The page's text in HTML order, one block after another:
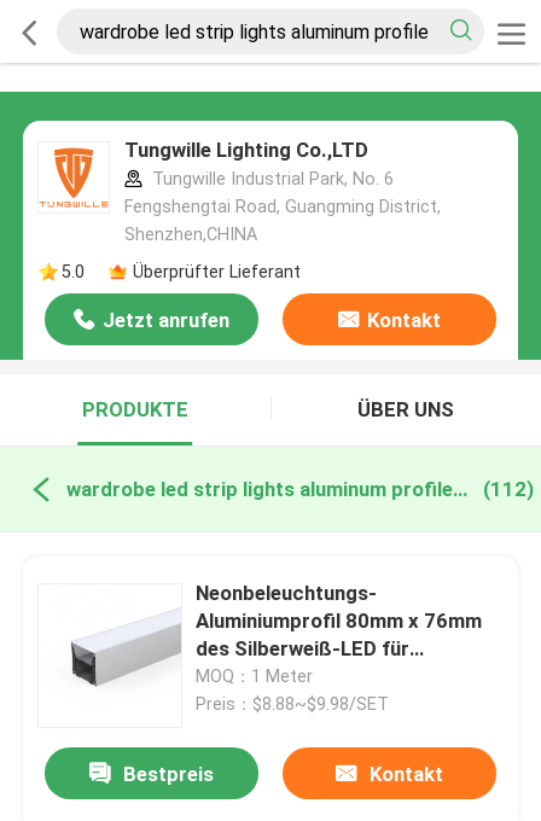
Tungwille Lighting Co.,LTD
Tungwille Industrial Park, No. 6
Fengshengtai Road, Guangming District,
Shenzhen,CHINA
5.0
Überprüfter Lieferant
Jetzt anrufen Kontakt
PRODUKTE ÜBER UNS
wardrobe led strip lights aluminum profile online manufacture (112)
Neonbeleuchtungs-
Aluminiumprofil 80mm x 76mm
des Silberweiß-LED für
Garderobe
MOQ：1 Meter
Preis：$8.88~$9.98/SET
Bestpreis Kontakt